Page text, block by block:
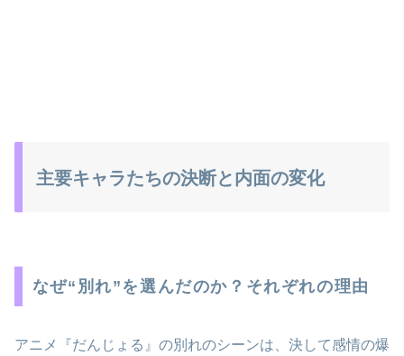
主要キャラたちの決断と内面の変化
なぜ“別れ”を選んだのか？それぞれの理由
アニメ『だんじょる』の別れのシーンは、決して感情の爆